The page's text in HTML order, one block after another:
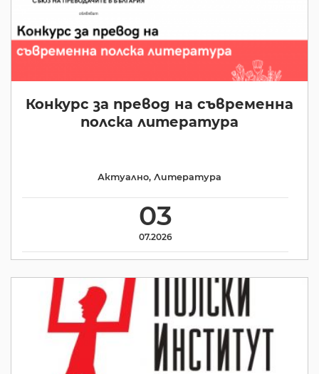
Конкурс за превод на съвременна
полска литература
03
07.2026
Актуално, Литература